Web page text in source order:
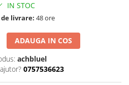
IN STOC
livrare: 48 ore
ADAUGA IN COS
achbluel
0757536623